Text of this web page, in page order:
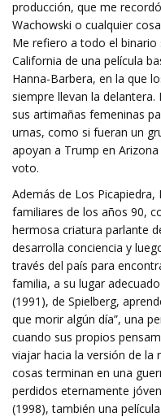
producción, que me
Wachowski o cualquier
Me refiero a todo el binario
California de una película
Hanna-Barbera, en la que
siempre llevan la delantera.
sus artimañas femeninas
urnas, como si fueran un
apoyan a Trump en
voto.
Además de Los
familiares de los años 90,
hermosa criatura parlante
desarrolla conciencia y
través del país para
familia, a su lugar
(1991), de Spielberg,
que morir algún día”, una
cuando sus propios
viajar hacia la versión de la
cosas terminan en una
perdidos eternamente
(1998), también una